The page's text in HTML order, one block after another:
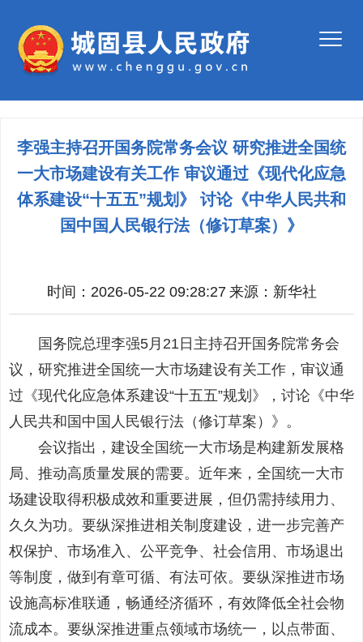
李强主持召开国务院常务会议 研究推进全国统
一大市场建设有关工作 审议通过《现代化应急
体系建设“十五五”规划》 讨论《中华人民共和
国中国人民银行法（修订草案）》
时间：2026-05-22 09:28:27 来源： 新华社
国务院总理李强5月21日主持召开国务院常务会
议，研究推进全国统一大市场建设有关工作，审议通
过《现代化应急体系建设“十五五”规划》，讨论《中华
人民共和国中国人民银行法（修订草案）》。
会议指出，建设全国统一大市场是构建新发展格
局、推动高质量发展的需要。近年来，全国统一大市
场建设取得积极成效和重要进展，但仍需持续用力、
久久为功。要纵深推进相关制度建设，进一步完善产
权保护、市场准入、公平竞争、社会信用、市场退出
等制度，做到有章可循、有法可依。要纵深推进市场
设施高标准联通，畅通经济循环，有效降低全社会物
流成本。要纵深推进重点领域市场统一，以点带面、